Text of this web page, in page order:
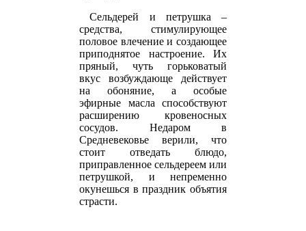
Сельдерей и петрушка –
средства, стимулирующее
половое влечение и создающее
приподнятое настроение. Их
пряный, чуть горьковатый
вкус возбуждающе действует
на обоняние, а особые
эфирные масла способствуют
расширению кровеносных
сосудов. Недаром в
Средневековье верили, что
стоит отведать блюдо,
приправленное сельдереем или
петрушкой, и непременно
окунешься в праздник объятия
страсти.